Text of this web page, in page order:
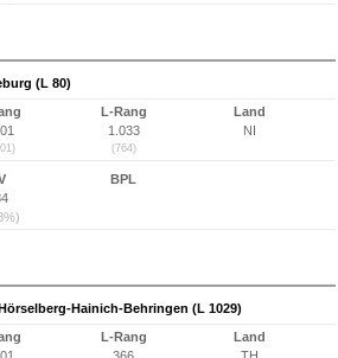
(L 80)
L-Rang
1.033
(764)
Land
NI
BPL
Hainich-Behringen (L 1029)
L-Rang
Land